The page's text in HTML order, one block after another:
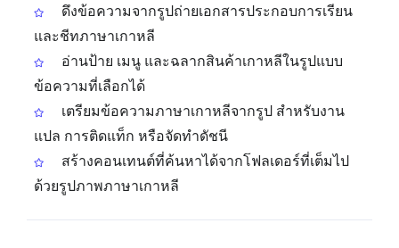
ดึงข้อความจากรูปถ่ายเอกสารประกอบการเรียน
และชีทภาษาเกาหลี
อ่านป้าย เมนู และฉลากสินค้าเกาหลีในรูปแบบ
ข้อความที่เลือกได้
เตรียมข้อความภาษาเกาหลีจากรูป สำหรับงาน
แปล การติดแท็ก หรือจัดทำดัชนี
สร้างคอนเทนต์ที่ค้นหาได้จากโฟลเดอร์ที่เต็มไป
ด้วยรูปภาพภาษาเกาหลี